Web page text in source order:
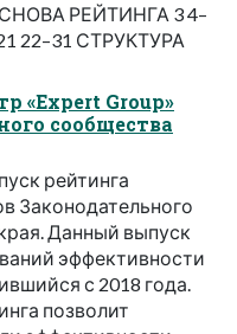
РЕЙТИНГА 3 4–
22–31 СТРУКТУРА
«Expert Group»
сообщества
рейтинга
Законодательного
Данный выпуск
эффективности
с 2018 года.
позволит